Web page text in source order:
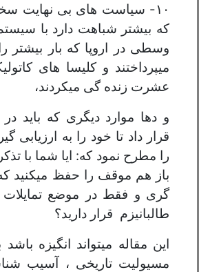
۱۰- سیاست های بی نهایت
که بیشتر شباهت دارد با
وسطی در اروپا که بار بیشتر
میپرداختند و کلیسا های
عشرت زنده گی میکردند،
و دها موارد دیگری که باید در
قرار داد تا خود را به ارزیابی
را مطرح نمود که: ایا شما با
باز هم موقف را حفظ میکنید
گری و فقط در موضع تمایلات
طالبانیزم قرار دارید؟
این مقاله میتواند انگیزه
مسيولیت تاریخی ، آسیب